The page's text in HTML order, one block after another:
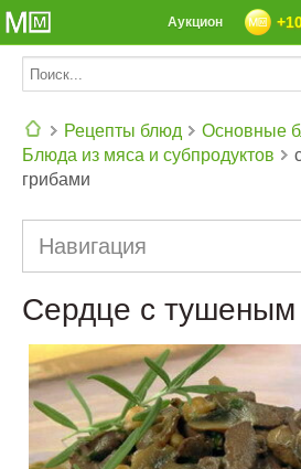
Аукцион
Рецепты блюд
Основные
Блюда из мяса и субпродуктов
грибами
Навигация
Сердце с тушеным